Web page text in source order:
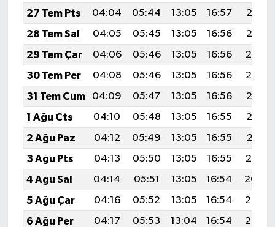
27 Tem Pts
04:04 05:44 13:05 16:57
20:16
28 Tem Sal
04:05 05:45 13:05 16:56
20:15
29 Tem Çar
04:06 05:46 13:05 16:56
20:14
30 Tem Per
04:08 05:46 13:05 16:56
20:14
31 Tem Cum
04:09 05:47 13:05 16:56
20:13
1 Ağu Cts
04:10 05:48 13:05 16:55
20:12
2 Ağu Paz
04:12 05:49 13:05 16:55
20:11
3 Ağu Pts
04:13 05:50 13:05 16:55
20:10
4 Ağu Sal
04:14 05:51 13:05 16:54
20:09
5 Ağu Çar
04:16 05:52 13:05 16:54
20:08
6 Ağu Per
04:17 05:53 13:04 16:54
20:06